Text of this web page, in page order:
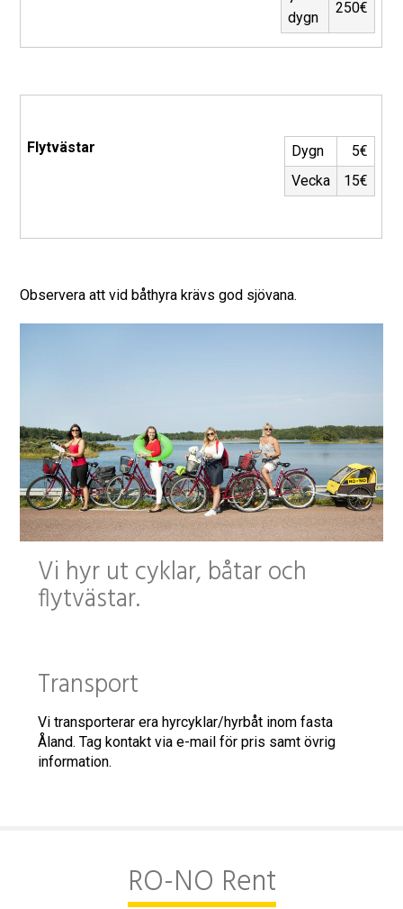
dygn
250€
Flytvästar Dygn
5€
Vecka
15€
Observera att vid båthyra krävs god sjövana.
Vi hyr ut cyklar, båtar och
flytvästar.
Transport
Vi transporterar era hyrcyklar/hyrbåt inom fasta
Åland. Tag kontakt via e-mail för pris samt övrig
information.
RO-NO Rent